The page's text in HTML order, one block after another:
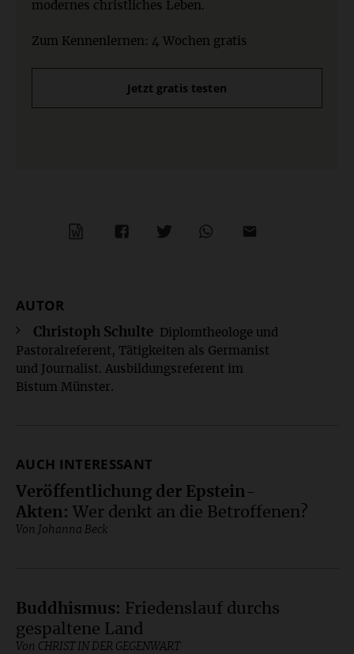
modernes christliches Leben.
Zum Kennenlernen: 4 Wochen gratis
Jetzt gratis testen
Überschrift
Artikel-
Infos
AUTOR
Christoph Schulte
Diplomtheologe und
Pastoralreferent, Tätigkeiten als Germanist
und Journalist. Ausbildungsreferent im
Bistum Münster.
AUCH INTERESSANT
Veröffentlichung der Epstein-
Akten: Wer denkt an die Betroffenen?
Von Johanna Beck
Buddhismus: Friedenslauf durchs
gespaltene Land
Von CHRIST IN DER GEGENWART